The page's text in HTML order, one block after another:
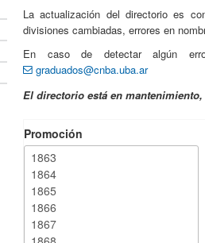
La actualización del directorio es
divisiones cambiadas, errores en
En caso de detectar algún
graduados@cnba.uba.ar
El directorio está en
Promoción